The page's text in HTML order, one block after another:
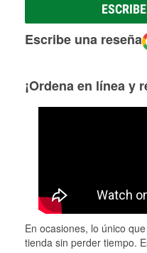
Escribe una reseña
¡Ordena en línea y
En ocasiones, lo único
tienda sin perder tiempo.